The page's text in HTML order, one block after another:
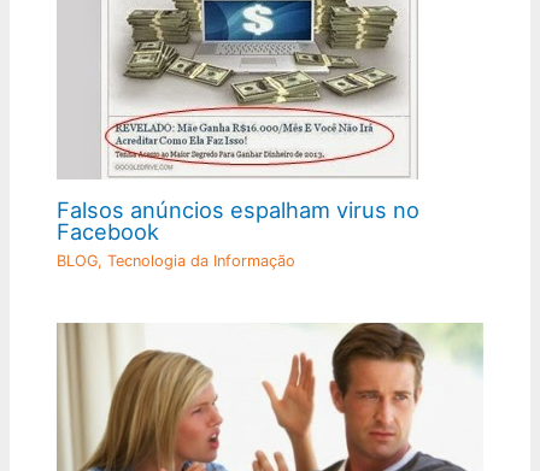
Falsos anúncios espalham virus no
Facebook
BLOG,Tecnologia da Informação